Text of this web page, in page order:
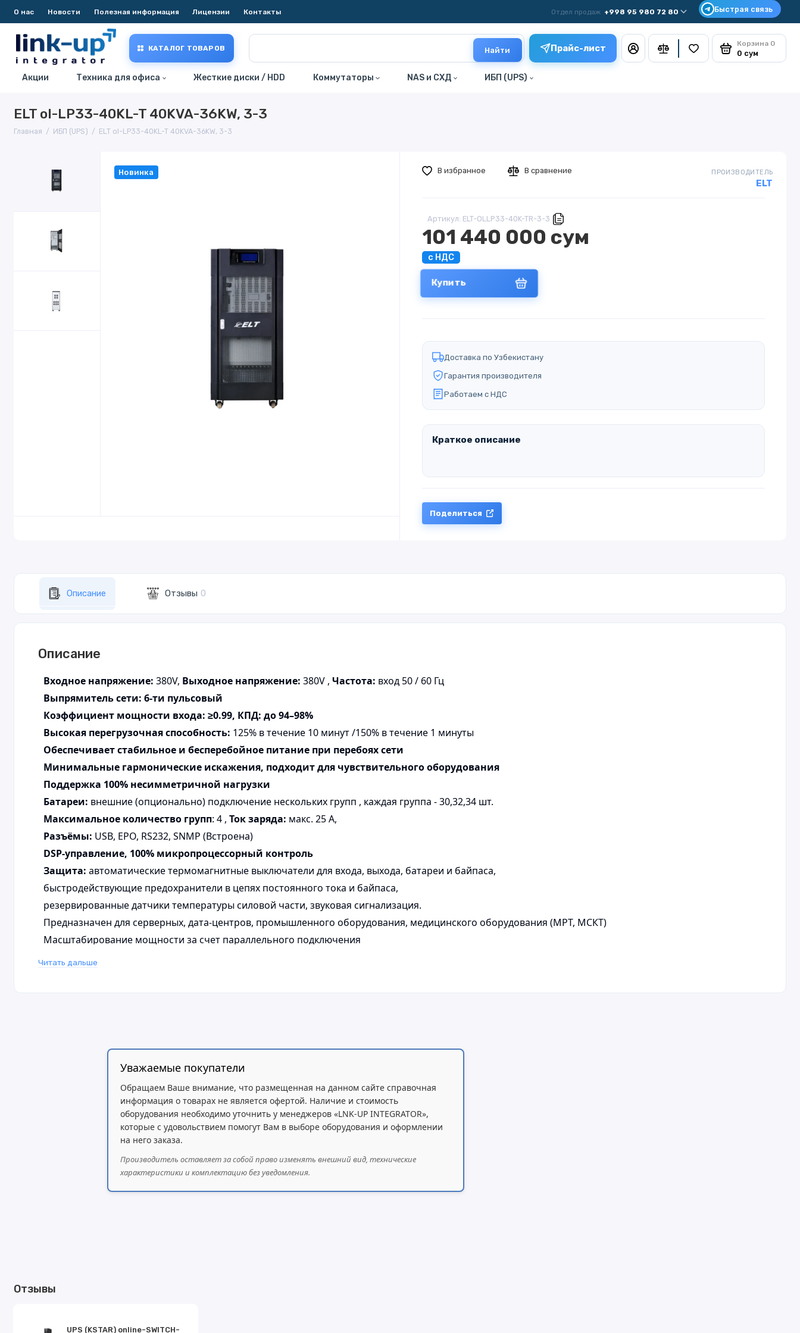
О нас Новости Полезная информация Лицензии Контакты Отдел продаж +998 95 980 72 80
КАТАЛОГ ТОВАРОВ Найти Прайс-лист Корзина 0
0 сум
Акции Техника для офиса Жесткие диски / HDD Коммутаторы NAS и СХД ИБП (UPS)
ELT ol-LP33-40KL-T 40KVA-36KW, 3-3
Главная ИБП (UPS) ELT ol-LP33-40KL-T 40KVA-36KW, 3-3
Новинка
Артикул: ELT-OLLP33-40K-TR-3-3
ELT
ПРОИЗВОДИТЕЛЬ
101 440 000 сум
с НДС
Купить
Доставка по Узбекистану
Гарантия производителя
Работаем с НДС
В избранное В сравнение
Краткое описание
Поделиться
Описание Отзывы 0
Описание
Входное напряжение:380V, Выходное напряжение: 380V ,Частота: вход 50 / 60 Гц
Выпрямитель сети: 6-ти пульсовый
Коэффициент мощности входа: ≥0.99, КПД: до 94–98%
Высокая перегрузочная способность: 125% в течение 10 минут /150% в течение 1 минуты
Обеспечивает стабильное и бесперебойное питание при перебоях сети
Минимальные гармонические искажения, подходит для чувствительного оборудования
Поддержка 100% несимметричной нагрузки
Батареи: внешние (опционально) подключение нескольких групп , каждая группа - 30,32,34 шт.
Максимальное количество групп: 4 ,Ток заряда: макс. 25 А,
Разъёмы: USB, EPO, RS232, SNMP (Встроена)
DSP-управление, 100% микропроцессорный контроль
Защита: автоматические термомагнитные выключатели для входа, выхода, батареи и байпаса,
быстродействующие предохранители в цепях постоянного тока и байпаса,
резервированные датчики температуры силовой части, звуковая сигнализация.
Предназначен для серверных, дата-центров, промышленного оборудования, медицинского оборудования (МРТ, МСКТ)
Масштабирование мощности за счет параллельного подключения
Отзывы
Читать дальше
Уважаемые покупатели
Обращаем Ваше внимание, что размещенная на данном сайте справочная
информация о товарах не является офертой. Наличие и стоимость
оборудования необходимо уточнить у менеджеров «LNK-UP INTEGRATOR»,
которые с удовольствием помогут Вам в выборе оборудования и оформлении
на него заказа.
Производитель оставляет за собой право изменять внешний вид, технические
характеристики и комплектацию без уведомления.
Отзывы
UPS (KSTAR) online-SWITCH-